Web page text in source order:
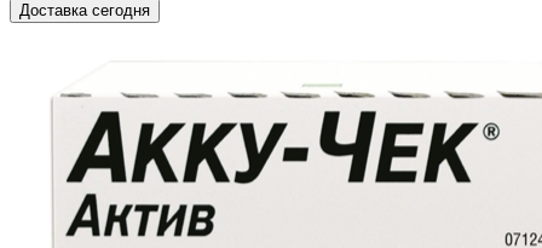
Доставка сегодня